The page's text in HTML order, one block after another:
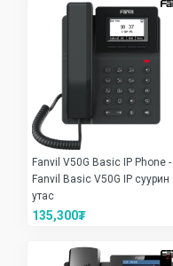
Fanvil V50G Basic IP Phone -
Fanvil Basic V50G IP суурин
утас
135,300₮